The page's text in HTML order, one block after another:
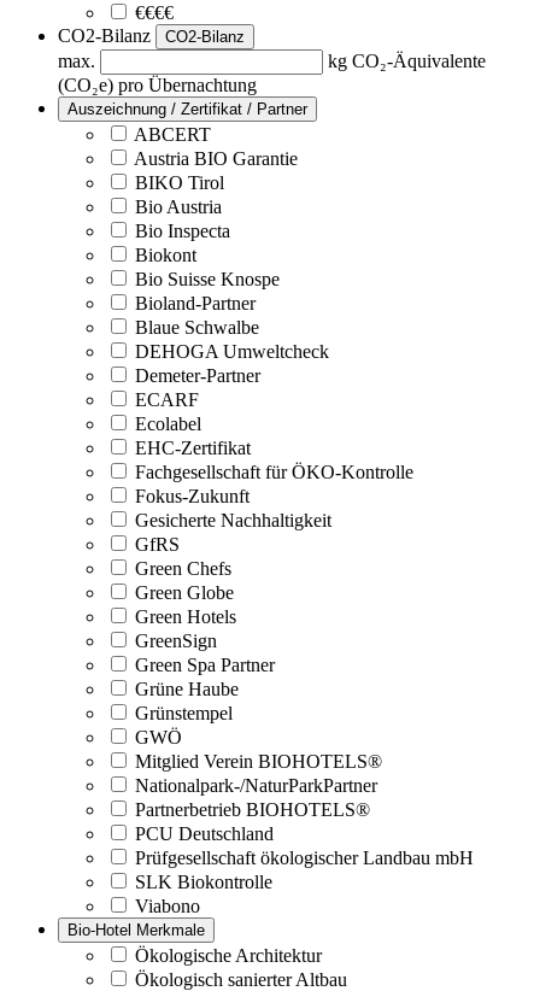
€€€€
CO2-Bilanz
CO2-Bilanz
max.
kg CO₂-Äquivalente
(CO₂e) pro Übernachtung
Auszeichnung / Zertifikat / Partner
ABCERT
Austria BIO Garantie
BIKO Tirol
Bio Austria
Bio Inspecta
Biokont
Bio Suisse Knospe
Bioland-Partner
Blaue Schwalbe
DEHOGA Umweltcheck
Demeter-Partner
ECARF
Ecolabel
EHC-Zertifikat
Fachgesellschaft für ÖKO-Kontrolle
Fokus-Zukunft
Gesicherte Nachhaltigkeit
GfRS
Green Chefs
Green Globe
Green Hotels
GreenSign
Green Spa Partner
Grüne Haube
Grünstempel
GWÖ
Mitglied Verein BIOHOTELS®
Nationalpark-/NaturParkPartner
Partnerbetrieb BIOHOTELS®
PCU Deutschland
Prüfgesellschaft ökologischer Landbau mbH
SLK Biokontrolle
Viabono
Bio-Hotel Merkmale
Ökologische Architektur
Ökologisch sanierter Altbau